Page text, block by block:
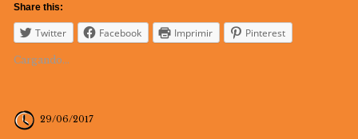
Share this:
Twitter Facebook Imprimir Pinterest
Cargando...
29/06/2017